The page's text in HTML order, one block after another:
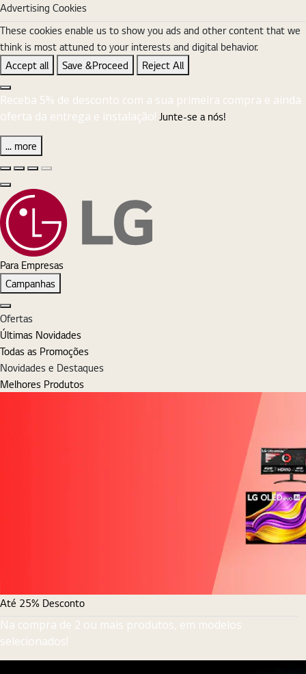
Advertising Cookies
These cookies enable us to show you ads and other content that we
think is most attuned to your interests and digital behavior.
Accept all
Save &Proceed Reject All
Close the Cookie Setting banner
Receba 5% de desconto com a sua primeira compra e ainda
oferta da entrega e instalação! Junte-se a nós!
... more
Fechar
Para Empresas
Campanhas
Fechar
Ofertas
Últimas Novidades
Todas as Promoções
Novidades e Destaques
Melhores Produtos
Até 25% Desconto
Na compra de 2 ou mais produtos, em modelos
selecionados!